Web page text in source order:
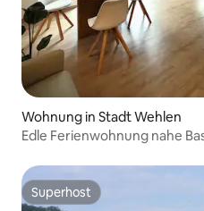
Wohnung in Stadt Wehlen
Edle Ferienwohnung nahe
Superhost
Superhost